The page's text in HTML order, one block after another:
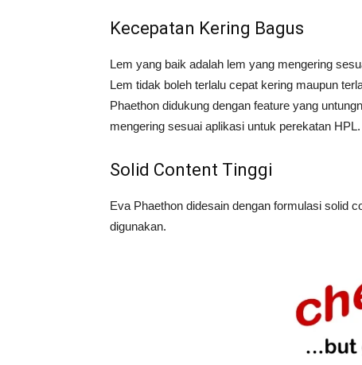
Kecepatan Kering Bagus
Lem yang baik adalah lem yang mengering
Lem tidak boleh terlalu cepat kering maupun
Phaethon didukung dengan feature yang
mengering sesuai aplikasi untuk perekatan HPL.
Solid Content Tinggi
Eva Phaethon didesain dengan formulasi solid
digunakan.